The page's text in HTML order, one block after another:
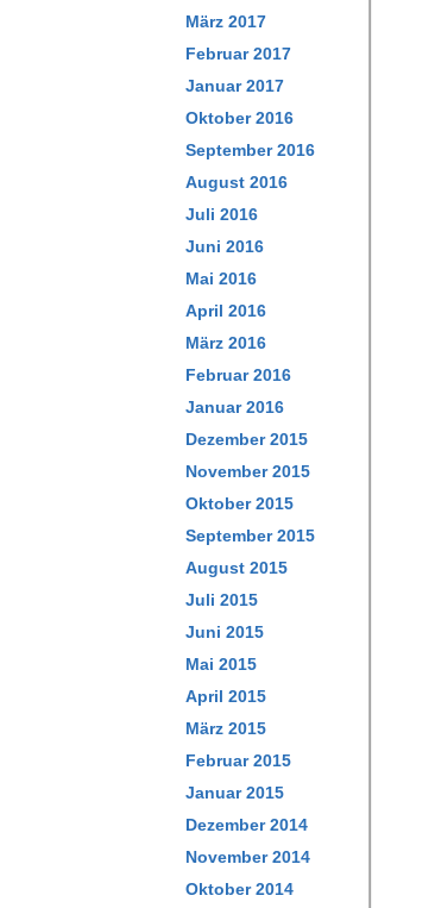
März 2017
Februar 2017
Januar 2017
Oktober 2016
September 2016
August 2016
Juli 2016
Juni 2016
Mai 2016
April 2016
März 2016
Februar 2016
Januar 2016
Dezember 2015
November 2015
Oktober 2015
September 2015
August 2015
Juli 2015
Juni 2015
Mai 2015
April 2015
März 2015
Februar 2015
Januar 2015
Dezember 2014
November 2014
Oktober 2014